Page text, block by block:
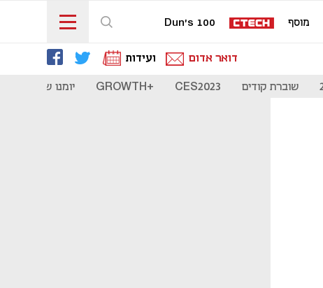
מוסף Dun's 100
דואר אדום ועידות
שוברת קודים CES2023
+GROWTH יומנו של